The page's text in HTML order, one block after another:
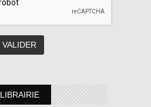
LIBRAIRIE